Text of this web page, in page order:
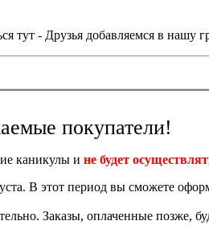
тут - Друзья добавляемся в нашу
покупатели!
каникулы и не будет
В этот период вы сможете
Заказы, оплаченные позже,